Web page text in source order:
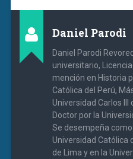
Daniel Parodi
Daniel Parodi
universitario,
mención en Historia
Católica del Perú,
Universidad Carlos
Doctor por la
Se desempeña
Universidad Católica
de Lima y en la